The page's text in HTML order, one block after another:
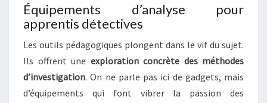
O
U
R
P
S
Équipements d’analyse pour
apprentis détectives
Les outils pédagogiques plongent dans le vif du sujet.
Ils offrent une exploration concrète des méthodes
d’investigation. On ne parle pas ici de gadgets, mais
d’équipements qui font vibrer la passion des